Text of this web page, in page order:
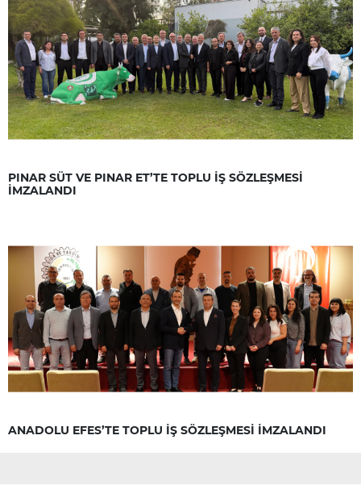
PINAR SÜT VE PINAR ET’TE TOPLU İŞ SÖZLEŞMESİ
İMZALANDI
ANADOLU EFES’TE TOPLU İŞ SÖZLEŞMESİ İMZALANDI